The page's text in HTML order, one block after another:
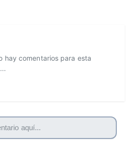
hay comentarios para esta